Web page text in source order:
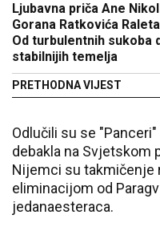
Ljubavna priča Ane
Gorana Ratkovića
Od turbulentnih sukoba
stabilnijih temelja
PRETHODNA VIJEST
Odlučili su se
debakla na Svjetskom
Nijemci su takmičenje
eliminacijom od
jedanaesteraca.